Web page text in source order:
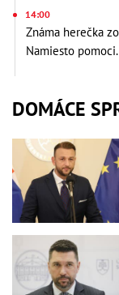
14:00
Známa herečka
Namiesto
DOMÁCE